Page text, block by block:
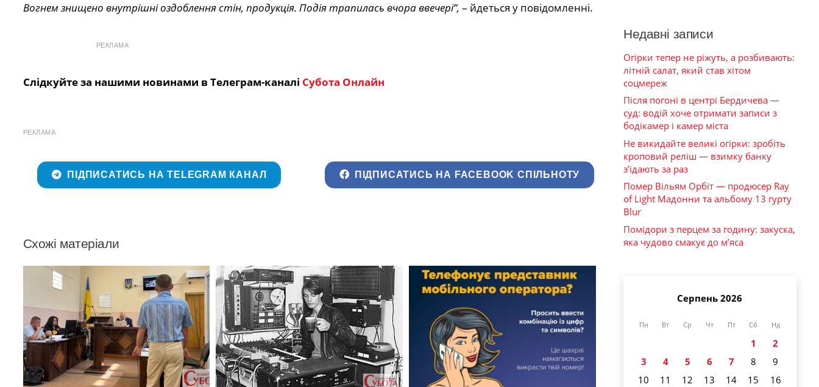
Вогнем знищено внутрішні оздоблення стін, продукція. Подія трапилась вчора ввечері”, – йдеться у повідомленні.
РЕКЛАМА
Слідкуйте за нашими новинами в Телеграм-каналі Субота Онлайн
РЕКЛАМА
ПІДПИСАТИСЬ НА TELEGRAM КАНАЛ ПІДПИСАТИСЬ НА FACEBOOK СПІЛЬНОТУ
Схожі матеріали
Недавні записи
Огірки тепер не ріжуть, а розбивають:
літній салат, який став хітом
соцмереж
Після погоні в центрі Бердичева —
суд: водій хоче отримати записи з
бодікамер і камер міста
Не викидайте великі огірки: зробіть
кроповий реліш — взимку банку
з’їдають за раз
Помер Вільям Орбіт — продюсер Ray
of Light Мадонни та альбому 13 гурту
Blur
Помідори з перцем за годину: закуска,
яка чудово смакує до м’яса
Серпень 2026
Пн Вт Ср Чт Пт Сб Нд
1
2
3
4 5 6 7 8
9
10
11 12 13 14 15
16